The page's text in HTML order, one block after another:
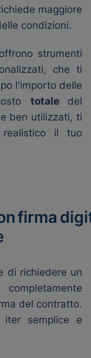
maggiore
condizioni.
strumenti
che ti
l'importo delle
totale del
ben utilizzati, ti
il tuo
firma
di richiedere un
del contratto.
iter semplice e